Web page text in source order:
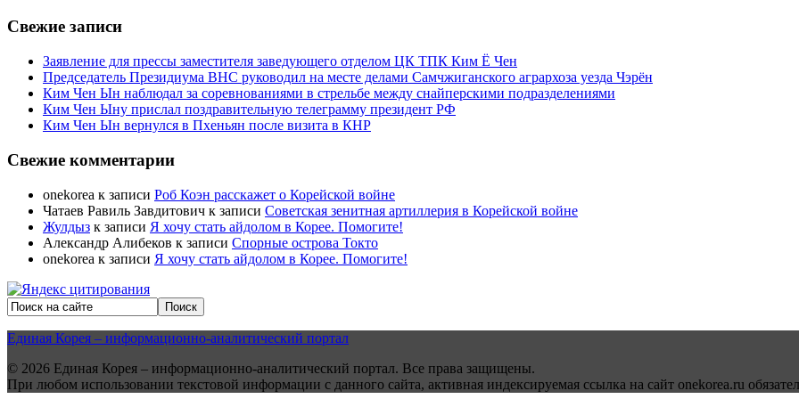
Свежие записи
Заявление для прессы заместителя заведующего отделом ЦК ТПК Ким Ё Чен
Председатель Президиума ВНС руководил на месте делами Самчжиганского агрархоза уезда Чэрён
Ким Чен Ын наблюдал за соревнованиями в стрельбе между снайперскими подразделениями
Ким Чен Ыну прислал поздравительную телеграмму президент РФ
Ким Чен Ын вернулся в Пхеньян после визита в КНР
Свежие комментарии
onekorea к записи Роб Коэн расскажет о Корейской войне
Чатаев Равиль Завдитович к записи Советская зенитная артиллерия в Корейской войне
Жулдыз к записи Я хочу стать айдолом в Корее. Помогите!
Александр Алибеков к записи Спорные острова Токто
onekorea к записи Я хочу стать айдолом в Корее. Помогите!
Единая Корея – информационно-аналитический портал
© 2026 Единая Корея – информационно-аналитический портал. Все права защищены.
При любом использовании текстовой информации с данного сайта, активная индексируемая ссылка на сайт onekorea.ru